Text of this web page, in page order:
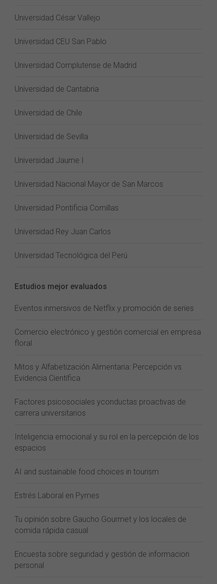
Universidad César Vallejo
Universidad CEU San Pablo
Universidad Complutense de Madrid
Universidad de Cantabria
Universidad de Chile
Universidad de Sevilla
Universidad Jaume I
Universidad Nacional Mayor de San Marcos
Universidad Pontificia Comillas
Universidad Rey Juan Carlos
Universidad Tecnológica del Perú
Estudios mejor evaluados
Eventos inmersivos de Netflix y promoción de series
Comercio electrónico y gestión comercial en empresa
floral
Mitos y Alfabetización Alimentaria: Percepción vs
Evidencia Científica
Factores psicosociales yconductas proactivas de
carrera universitarios
Inteligencia emocional y su rol en la percepción de los
espacios
AI and sustainable food choices in tourism
Estrés Laboral en Pymes
Tu opinión sobre Gaucho Gourmet y los locales de
comida rápida casual
Encuesta sobre seguridad y gestión de informacion
personal